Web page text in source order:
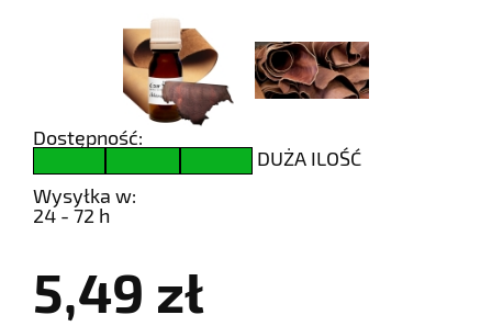
Dostępność:
DUŻA ILOŚĆ
Wysyłka w:
24 - 72 h
5,49 zł